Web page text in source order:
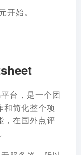
始。
台，是一个团
和简化整个项
，在国外点评